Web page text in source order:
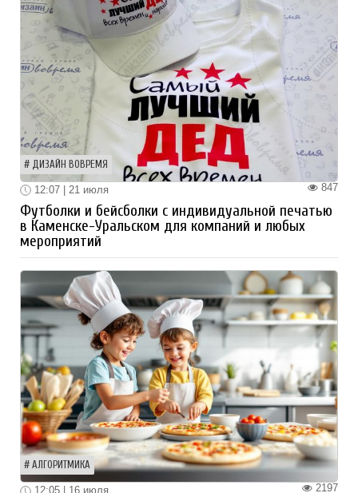
ДИЗАЙН ВОВРЕМЯ
847
12:07 | 21 июля
Футболки и бейсболки с индивидуальной печатью
в Каменске-Уральском для компаний и любых
мероприятий
АЛГОРИТМИКА
2197
12:05 | 16 июля